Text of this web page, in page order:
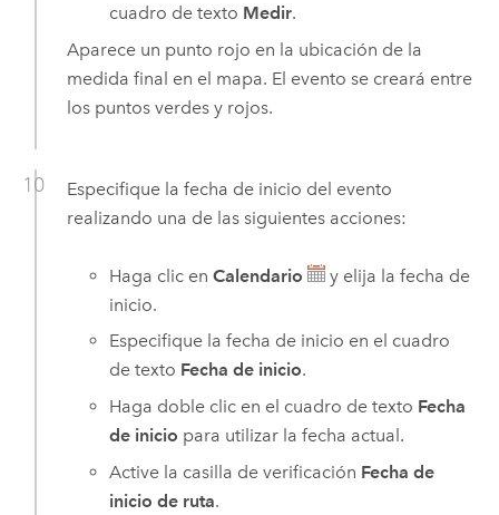
cuadro de texto Medir.
Aparece un punto rojo en la ubicación de la
medida final en el mapa. El evento se creará entre
los puntos verdes y rojos.
Especifique la fecha de inicio del evento
realizando una de las siguientes acciones:
Haga clic enCalendario
y elija la fecha de
inicio.
Especifique la fecha de inicio en el cuadro
de texto Fecha de inicio.
Haga doble clic en el cuadro de texto Fecha
de inicio para utilizar la fecha actual.
Active la casilla de verificación Fecha de
inicio de ruta.